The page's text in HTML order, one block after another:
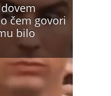
čem govori
bilo